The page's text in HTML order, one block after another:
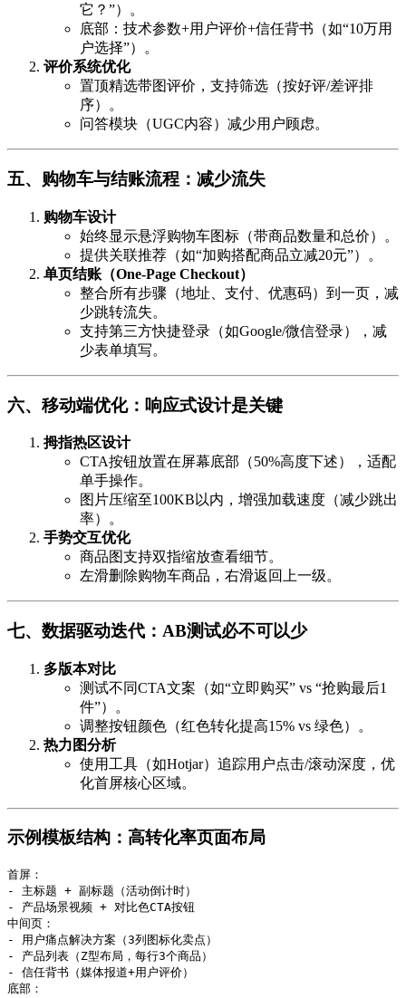
它？”）。
底部：技术参数+用户评价+信任背书（如“10万用
户选择”）。
评价系统优化
置顶精选带图评价，支持筛选（按好评/差评排
序）。
问答模块（UGC内容）减少用户顾虑。
五、购物车与结账流程：减少流失
购物车设计
始终显示悬浮购物车图标（带商品数量和总价）。
提供关联推荐（如“加购搭配商品立减20元”）。
单页结账（One-Page Checkout）
整合所有步骤（地址、支付、优惠码）到一页，减
少跳转流失。
支持第三方快捷登录（如Google/微信登录），减
少表单填写。
六、移动端优化：响应式设计是关键
拇指热区设计
CTA按钮放置在屏幕底部（50%高度下述），适配
单手操作。
图片压缩至100KB以内，增强加载速度（减少跳出
率）。
手势交互优化
商品图支持双指缩放查看细节。
左滑删除购物车商品，右滑返回上一级。
七、数据驱动迭代：AB测试必不可以少
多版本对比
测试不同CTA文案（如“立即购买” vs “抢购最后1
件”）。
调整按钮颜色（红色转化提高15% vs 绿色）。
热力图分析
使用工具（如Hotjar）追踪用户点击/滚动深度，优
化首屏核心区域。
示例模板结构：高转化率页面布局
首屏：
- 主标题 + 副标题（活动倒计时）
- 产品场景视频 + 对比色CTA按钮
中间页：
- 用户痛点解决方案（3列图标化卖点）
- 产品列表（Z型布局，每行3个商品）
- 信任背书（媒体报道+用户评价）
底部：